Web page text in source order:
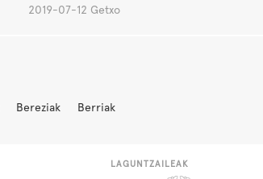
2019-07-12 Getxo
Bereziak Berriak
LAGUNTZAILEAK